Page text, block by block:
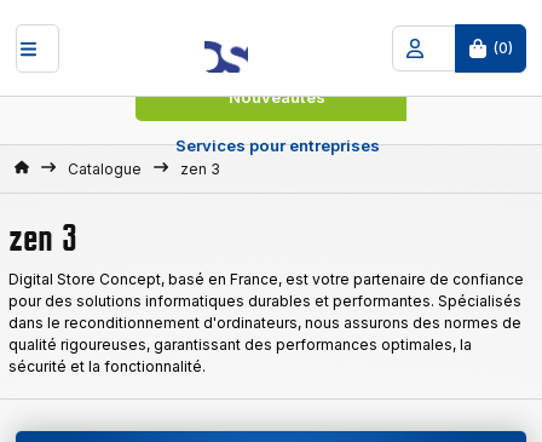
(0)
Nouveautés
Services pour entreprises
AccueilCatalogue zen 3
zen 3
Digital Store Concept, basé en France, est votre partenaire de confiance
pour des solutions informatiques durables et performantes. Spécialisés
dans le reconditionnement d'ordinateurs, nous assurons des normes de
qualité rigoureuses, garantissant des performances optimales, la
sécurité et la fonctionnalité.